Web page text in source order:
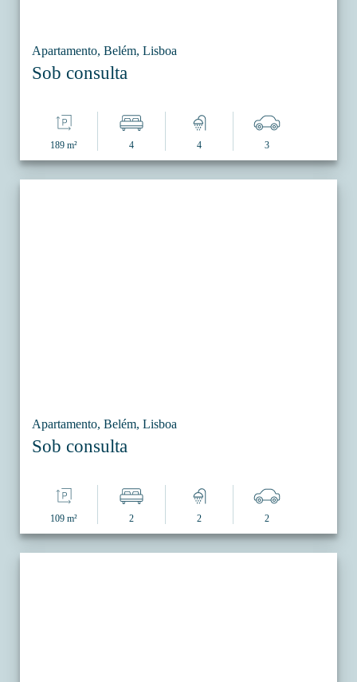
Apartamento, Belém, Lisboa
Sob consulta
189 m² 4 4 3
Apartamento, Belém, Lisboa
Sob consulta
109 m² 2 2 2